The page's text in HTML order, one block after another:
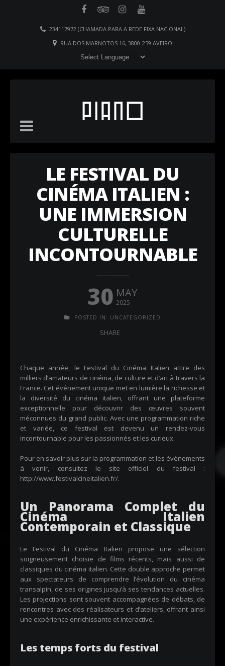
234117972 (CHAMADA PARA A REDE FIXA NACIONAL)
RUA DOS MARNOTOS 16, 3800-259 AVEIRO
LE FESTIVAL DU
CINÉMA ITALIEN :
UNE IMMERSION
CULTURELLE
INCONTOURNABLE
30 MAY
2025
POSTED IN: UNCATEGORIZED
SHARE
Chaque année, le Festival du Cinéma Italien attire des
milliers d’amateurs de cinéma, de culture et d’art à travers la
France. Cet événement unique met en lumière la richesse et
la diversité du cinéma italien, offrant une plateforme
exceptionnelle pour découvrir des œuvres souvent
méconnues du grand public. Avec une programmation riche
et variée, ce festival est devenu un rendez-vous
incontournable pour les passionnés et les curieux.
Pour en savoir plus sur la programmation et les événements
à venir, consultez le site officiel du festival :
http://www.festivalcineitalien.fr/.
Un Panorama Complet du
Cinéma Italien
Contemporain et Classique
Le Festival du Cinéma Italien propose une sélection
soigneusement choisie de films récents, mais aussi de
classiques du cinéma italien. Cette double approche permet
aux spectateurs de comprendre l’évolution du cinéma
transalpin, de ses origines jusqu’à ses tendances actuelles.
Les projections sont souvent accompagnées de débats, de
rencontres avec des réalisateurs et d’ateliers, offrant ainsi
une expérience enrichissante et interactive.
Les temps forts du festival